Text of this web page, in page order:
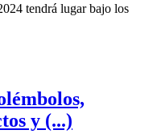
tendrá lugar bajo los
y (...)